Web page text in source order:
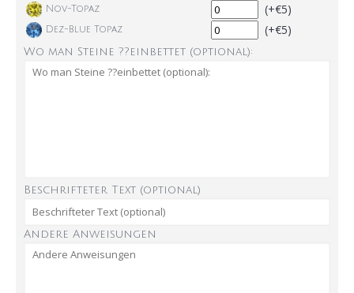
Nov-Topaz (+€5)
Dez-Blue Topaz (+€5)
Wo man Steine ??einbettet (optional):
Beschrifteter Text (optional)
Andere Anweisungen